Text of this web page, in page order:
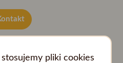
pliki cookies